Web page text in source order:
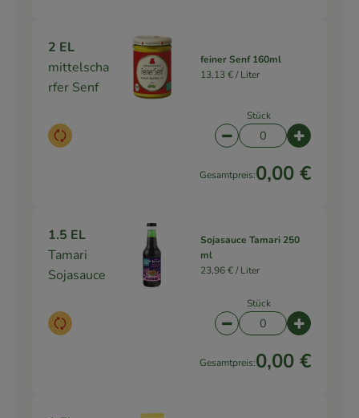
2 EL
mittelscha
rfer Senf
Auswahl ändern
feiner Senf 160ml
13,13 € /Liter
Stück
Artikelanzahl
Gesamtpreis:0,00 €
1.5 EL
Tamari
Sojasauce
Auswahl ändern
Sojasauce Tamari 250
ml
23,96 € /Liter
Stück
Artikelanzahl
Gesamtpreis:0,00 €